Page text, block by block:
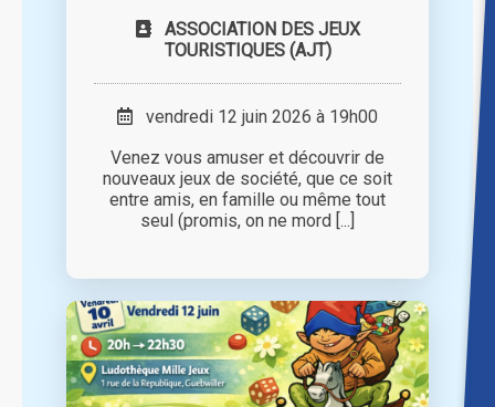
ASSOCIATION DES JEUX
TOURISTIQUES (AJT)
vendredi 12 juin 2026 à 19h00
Venez vous amuser et découvrir de
nouveaux jeux de société, que ce soit
entre amis, en famille ou même tout
seul (promis, on ne mord [...]